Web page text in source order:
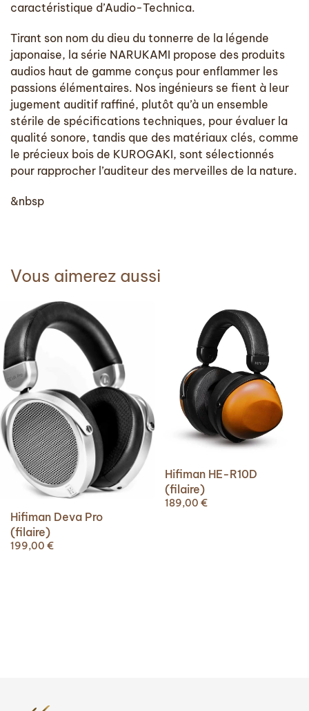
caractéristique d’Audio-Technica.
Tirant son nom du dieu du tonnerre de la légende
japonaise, la série NARUKAMI propose des produits
audios haut de gamme conçus pour enflammer les
passions élémentaires. Nos ingénieurs se fient à leur
jugement auditif raffiné, plutôt qu’à un ensemble
stérile de spécifications techniques, pour évaluer la
qualité sonore, tandis que des matériaux clés, comme
le précieux bois de KUROGAKI, sont sélectionnés
pour rapprocher l’auditeur des merveilles de la nature.
&nbsp
Vous aimerez aussi
Hifiman Deva Pro
(filaire)
199,00 €
Hifiman HE-R10D
(filaire)
189,00 €